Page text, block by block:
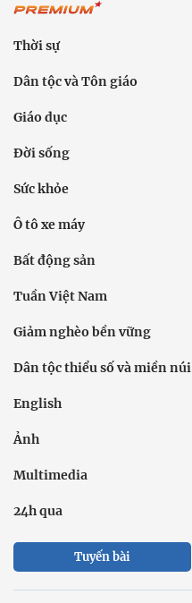
Thời sự
Dân tộc và Tôn giáo
Giáo dục
Đời sống
Sức khỏe
Ô tô xe máy
Bất động sản
Tuần Việt Nam
Giảm nghèo bền vững
Dân tộc thiểu số và miền núi
English
Ảnh
Multimedia
24h qua
Tuyến bài